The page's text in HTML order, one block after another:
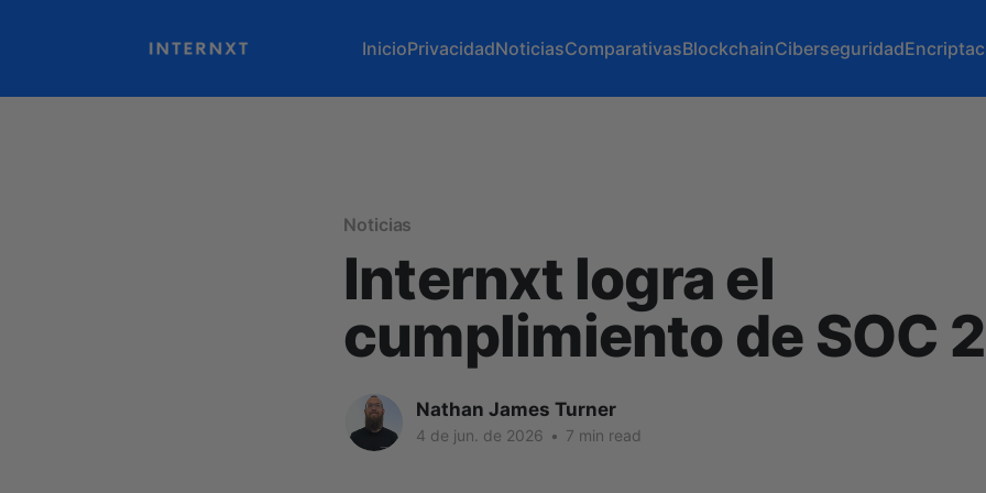
InicioPrivacidadNoticiasComparativasBlockchainCiberseguridad
Noticias
Internxt logra el
cumplimiento de SOC 2
Nathan James Turner
4 de jun. de 2026 • 7 min read